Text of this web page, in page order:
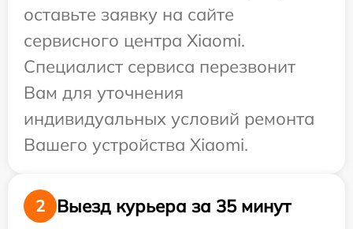
оставьте заявку на сайте
сервисного центра Xiaomi.
Специалист сервиса перезвонит
Вам для уточнения
индивидуальных условий ремонта
Вашего устройства Xiaomi.
2 Выезд курьера за 35 минут